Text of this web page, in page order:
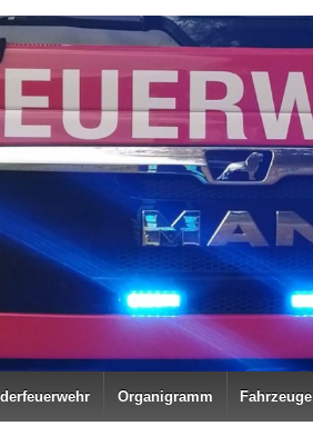
Organigramm Fahrzeuge